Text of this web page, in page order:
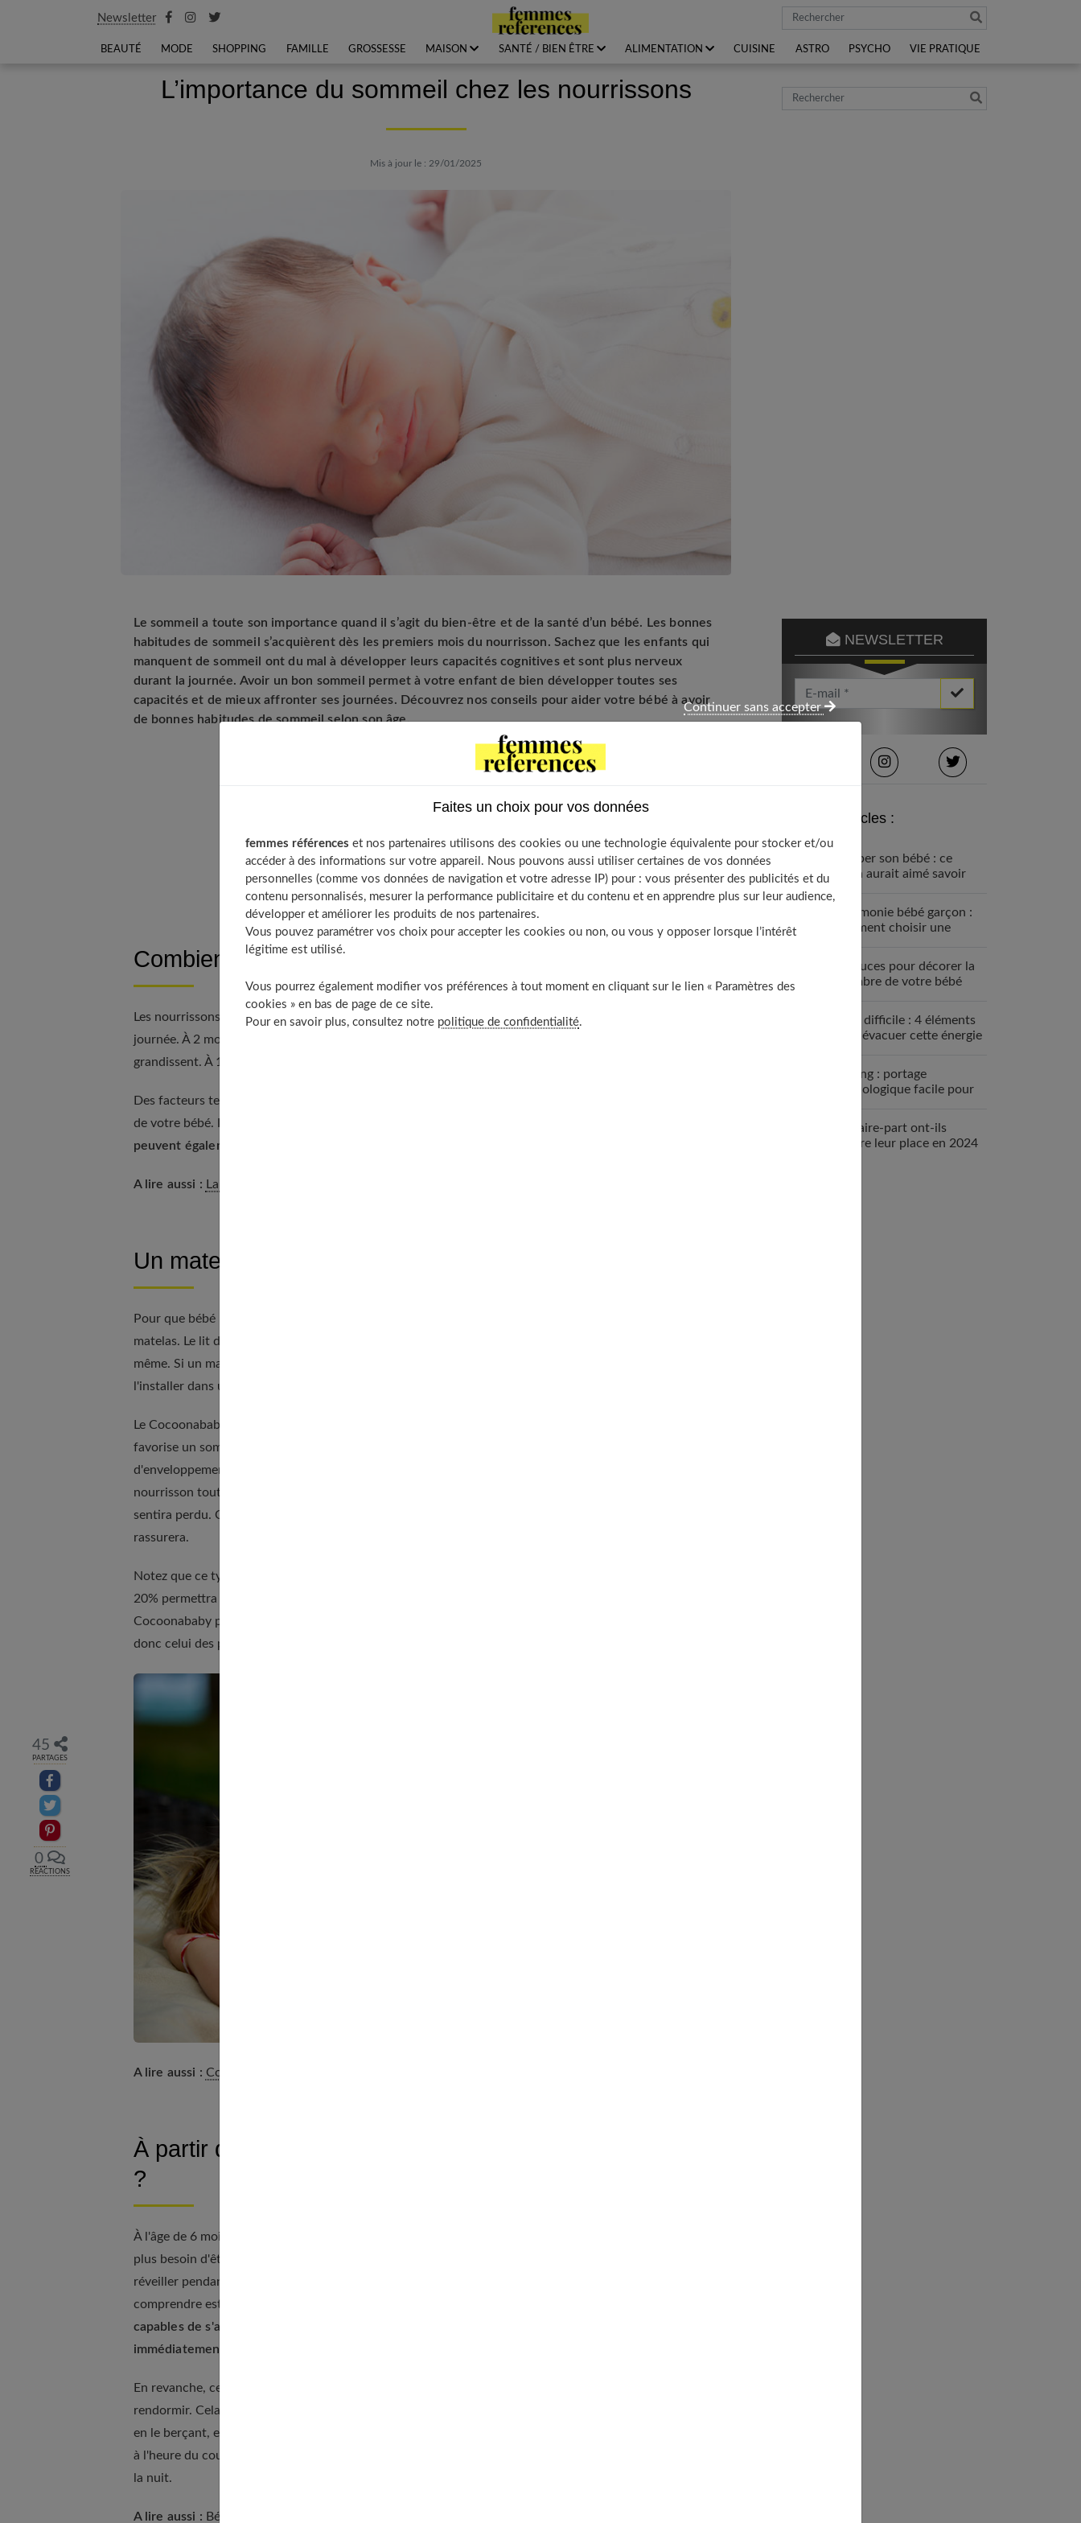
Newsletter Rechercher
BEAUTÉ MODE SHOPPING FAMILLE GROSSESSE MAISON SANTÉ / BIEN ÊTRE ALIMENTATION CUISINE ASTRO PSYCHO VIE PRATIQUE
L’importance du sommeil chez les nourrissons
Mis à jour le : 29/01/2025
Le sommeil a toute son importance quand il s’agit du bien-être et de la santé d’un bébé. Les bonnes
habitudes de sommeil s’acquièrent dès les premiers mois du nourrisson. Sachez que les enfants qui
manquent de sommeil ont du mal à développer leurs capacités cognitives et sont plus nerveux
durant la journée. Avoir un bon sommeil permet à votre enfant de bien développer toutes ses
capacités et de mieux affronter ses journées. Découvrez nos conseils pour aider votre bébé à avoir
de bonnes habitudes de sommeil selon son âge.
45
PARTAGES
Partager sur facebook
Partager sur Twitter
Epingler sur Pinterest
0
RÉACTIONS
Un matelas adapté pour optimiser le sommeil de bébé
À partir de quel âge bébé peut-il faire une nuit complète ?
Combien de temps bébé a-t-il besoin de dormir ?
Les nourrissons dorment entre 9 et 12 heures pendant la nuit et font la sieste entre 2 et 5 heures en
journée. À 2 mois, ils font entre 2 et 4 siestes par jour, et cela diminue au fur et à mesure qu'ils
grandissent. À 12 mois, ils font généralement 1 ou 2 siestes par jour.
Des facteurs tels qu'une maladie ou un changement de routine peuvent toutefois perturber le sommeil
de votre bébé.
peuvent également perturber temporairement le sommeil
A lire aussi : La température idéale pour la chambre de bébé
Un matelas adapté pour optimiser le sommeil de bébé
Pour que bébé puisse dormir le temps qu'il faut et confortablement, il est important de lui choisir le bon
matelas. Le lit de votre bébé doit évoluer avec son âge, qu'il s'agisse de la structure ou du matelas en lui-
même. Si un matelas ergonomique comme le Cocoonababy est idéal jusqu'à ses 4 mois, il faudra ensuite
l'installer dans un berceau quand.
Le Cocoonababy est tout simplement
favorise un sommeil réparateur. Il contribue en effet à lui apporter une sensation de confort et
d'enveloppement qui le rassureront à chaque coucher. Il peut en effet être perturbant pour un
nourrisson tout juste sorti du ventre de maman de se retrouver dans un grand lit, dans lequel il se
sentira perdu. Cette sensation d'enveloppement lui rappellera celle ressentie lors de la grossesse et le
rassurera.
Notez que ce type de couchage est également idéal pour les bébés atteints de RGO, car l'inclinaison de
20% permettra de réduire quelque peu les reflux déjà difficiles à vivre pour ce petit bout. Le
Cocoonababy permet également de réduire les risques de tête plate, et facilitera le sommeil de bébé… et
donc celui des parents !
A lire aussi : Comment habiller bébé la nuit ?
À partir de quel âge bébé peut-il faire une nuit complète
?
À l'âge de 6 mois, la plupart des bébés sont physiologiquement capables de dormir toute la nuit et n'ont
plus besoin d'être nourris sur ce laps de temps. Cependant, 25 à 50 % d'entre eux continuent à se
réveiller pendant la nuit. En ce qui concerne les réveils nocturnes, le point le plus important à
comprendre est que tous les bébés se réveillent brièvement entre quatre et six fois.
capables de s'apaiser et de se rendormir tout seuls se réveillent brièvement et se rendorment
immédiatement
En revanche, certains bébés réveillent leurs parents, car ils ont besoin de se sentir rassurés pour se
rendormir. Cela est souvent dû au fait que les parents prennent l'habitude d'aider leur bébé à s'endormir
en le berçant, en le tenant ou en l'emmenant dans leur propre lit. Bien que cela ne soit pas un problème
à l'heure du coucher, cela peut entraîner des difficultés pour votre bébé à se rendormir tout seul durant
la nuit.
A lire aussi : Bébé se détend avec la réflexologie : nos exercices simples
Rechercher
NEWSLETTER
Votre Email *
Derniers articles :
Équiper son bébé : ce
qu’on aurait aimé savoir
Cérémonie bébé garçon :
comment choisir une
4 astuces pour décorer la
chambre de votre bébé
Bébé difficile : 4 éléments
pour évacuer cette énergie
Le sling : portage
physiologique facile pour
Les faire-part ont-ils
encore leur place en 2024
Faites un choix pour vos données
femmes références et nos partenaires utilisons des cookies ou une technologie équivalente pour stocker et/ou
accéder à des informations sur votre appareil. Nous pouvons aussi utiliser certaines de vos données
personnelles (comme vos données de navigation et votre adresse IP) pour : vous présenter des publicités et du
contenu personnalisés, mesurer la performance publicitaire et du contenu et en apprendre plus sur leur audience,
développer et améliorer les produits de nos partenaires.
Vous pouvez paramétrer vos choix pour accepter les cookies ou non, ou vous y opposer lorsque l’intérêt
légitime est utilisé.
Vous pourrez également modifier vos préférences à tout moment en cliquant sur le lien « Paramètres des
cookies » en bas de page de ce site.
Pour en savoir plus, consultez notre politique de confidentialité.
Continuer sans accepter